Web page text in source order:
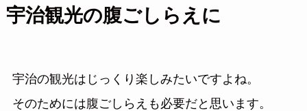
宇治観光の腹ごしらえに
宇治の観光はじっくり楽しみたいですよね。
そのためには腹ごしらえも必要だと思います。